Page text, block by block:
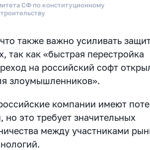
СФ по конституционному
также важно усиливать
так как «быстрая перестройка
на российский софт
злоумышленников».
компании имеют
это требует значительных
между участниками